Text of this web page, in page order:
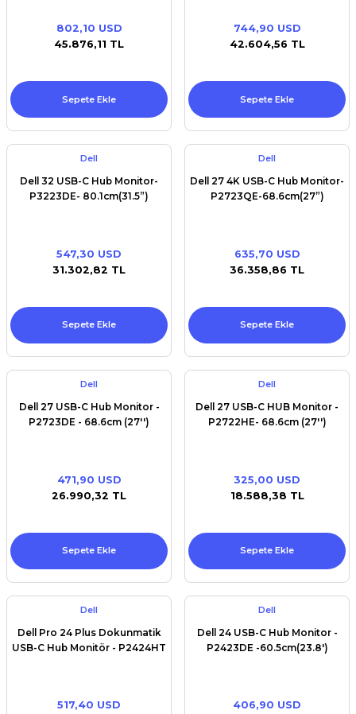
802,10 USD
45.876,11 TL
Sepete Ekle
744,90 USD
42.604,56 TL
Sepete Ekle
Dell
Dell 32 USB-C Hub Monitor-
P3223DE- 80.1cm(31.5”)
547,30 USD
31.302,82 TL
Sepete Ekle
Dell
Dell 27 4K USB-C Hub Monitor-
P2723QE-68.6cm(27”)
635,70 USD
36.358,86 TL
Sepete Ekle
Dell
Dell 27 USB-C Hub Monitor -
P2723DE - 68.6cm (27'')
471,90 USD
26.990,32 TL
Sepete Ekle
Dell
Dell 27 USB-C HUB Monitor -
P2722HE- 68.6cm (27'')
325,00 USD
18.588,38 TL
Sepete Ekle
Dell
Dell Pro 24 Plus Dokunmatik
USB-C Hub Monitör - P2424HT
517,40 USD
Dell
Dell 24 USB-C Hub Monitor -
P2423DE -60.5cm(23.8')
406,90 USD